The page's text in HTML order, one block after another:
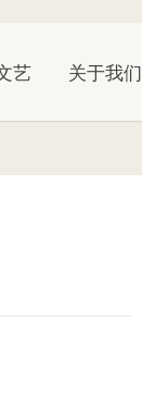
艺 关于我们